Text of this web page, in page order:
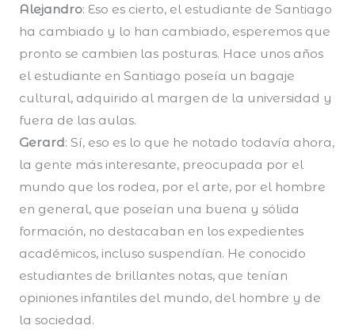
Alejandro: Eso es cierto, el estudiante de Santiago
ha cambiado y lo han cambiado, esperemos que
pronto se cambien las posturas. Hace unos años
el estudiante en Santiago poseía un bagaje
cultural, adquirido al margen de la universidad y
fuera de las aulas.
Gerard: Sí, eso es lo que he notado todavía ahora,
la gente más interesante, preocupada por el
mundo que los rodea, por el arte, por el hombre
en general, que poseían una buena y sólida
formación, no destacaban en los expedientes
académicos, incluso suspendían. He conocido
estudiantes de brillantes notas, que tenían
opiniones infantiles del mundo, del hombre y de
la sociedad.